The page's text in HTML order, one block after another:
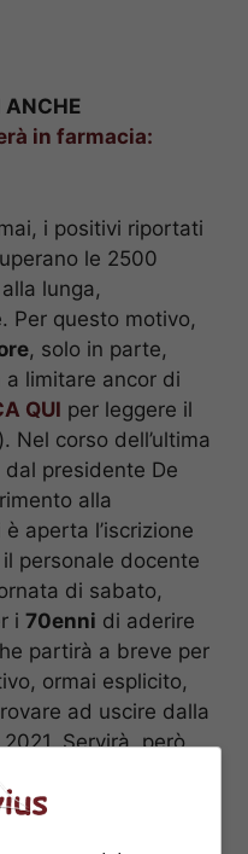
ANCHE
in farmacia:
i positivi riportati
le 2500
lunga,
Per questo motivo,
, solo in parte,
limitare ancor di
QUI per leggere il
). Nel corso dell’ultima
presidente De
alla
aperta l’iscrizione
personale docente
di sabato,
i 70enni di aderire
partirà a breve per
ormai esplicito,
ad uscire dalla
Servirà, però,